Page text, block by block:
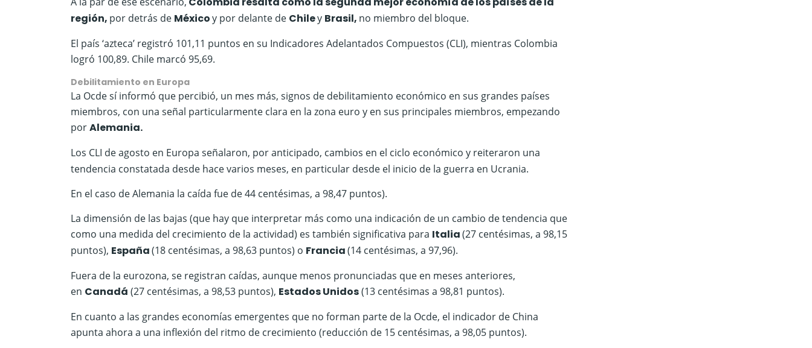
región, por detrás de Méxicoy por delante de Chiley Brasil, no miembro del bloque.
El país ‘azteca’ registró 101,11 puntos en su Indicadores Adelantados Compuestos (CLI), mientras Colombia
logró 100,89. Chile marcó 95,69.
Debilitamiento en Europa
La Ocde sí informó que percibió, un mes más, signos de debilitamiento económico en sus grandes países
miembros, con una señal particularmente clara en la zona euro y en sus principales miembros, empezando
porAlemania.
Los CLI de agosto en Europa señalaron, por anticipado, cambios en el ciclo económico y reiteraron una
tendencia constatada desde hace varios meses, en particular desde el inicio de la guerra en Ucrania.
En el caso de Alemania la caída fue de 44 centésimas, a 98,47 puntos).
La dimensión de las bajas (que hay que interpretar más como una indicación de un cambio de tendencia que
como una medida del crecimiento de la actividad) es también significativa para Italia(27 centésimas, a 98,15
puntos), España(18 centésimas, a 98,63 puntos) o Francia(14 centésimas, a 97,96).
Fuera de la eurozona, se registran caídas, aunque menos pronunciadas que en meses anteriores,
en Canadá (27 centésimas, a 98,53 puntos), Estados Unidos(13 centésimas a 98,81 puntos).
En cuanto a las grandes economías emergentes que no forman parte de la Ocde, el indicador de China
apunta ahora a una inflexión del ritmo de crecimiento (reducción de 15 centésimas, a 98,05 puntos).